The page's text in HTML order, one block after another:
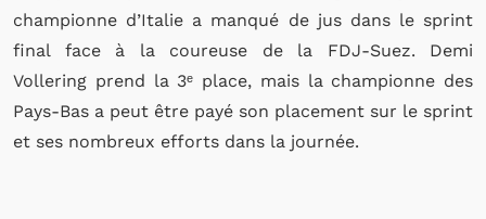
championne d’Italie a manqué de jus dans le sprint
final face à la coureuse de la FDJ-Suez. Demi
Vollering prend la 3ᵉ place, mais la championne des
Pays-Bas a peut être payé son placement sur le sprint
et ses nombreux efforts dans la journée.